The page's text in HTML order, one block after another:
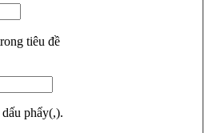
tiêu đề
phẩy(,).